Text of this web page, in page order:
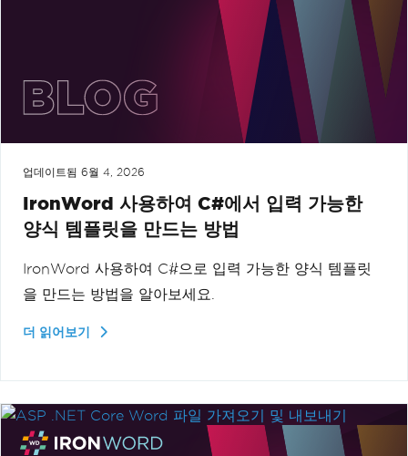
업데이트됨 6월 4, 2026
IronWord 사용하여 C#에서 입력 가능한
양식 템플릿을 만드는 방법
IronWord 사용하여 C#으로 입력 가능한 양식 템플릿
을 만드는 방법을 알아보세요.
더 읽어보기